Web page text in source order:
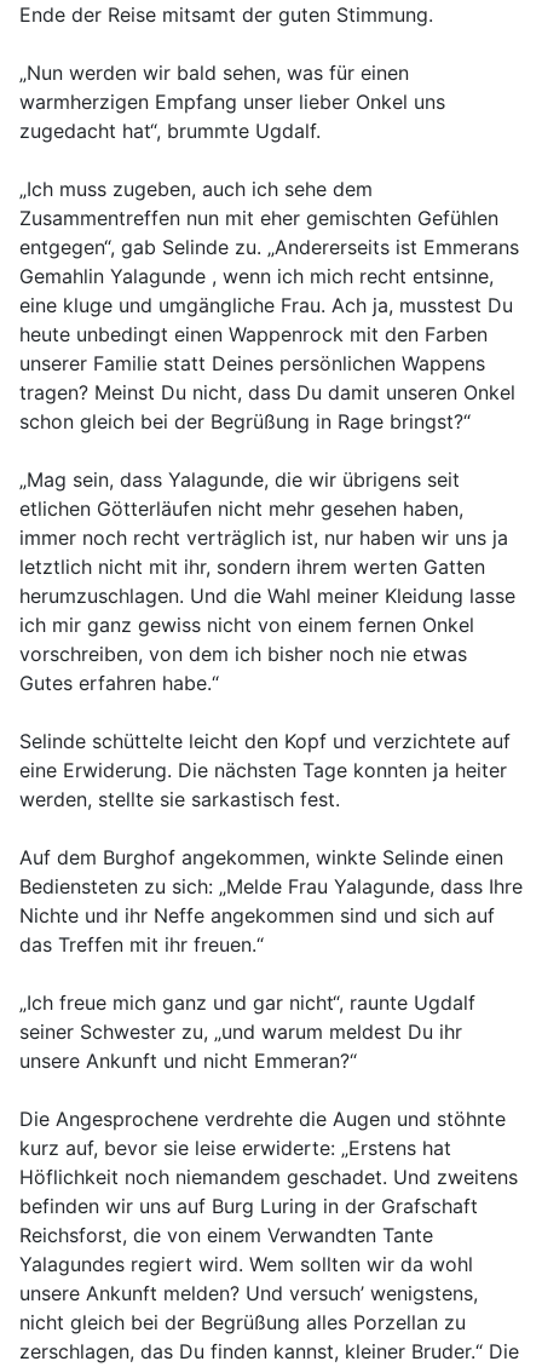
Ende der Reise mitsamt der guten Stimmung.
„Nun werden wir bald sehen, was für einen
warmherzigen Empfang unser lieber Onkel uns
zugedacht hat“, brummte Ugdalf.
„Ich muss zugeben, auch ich sehe dem
Zusammentreffen nun mit eher gemischten Gefühlen
entgegen“, gab Selinde zu. „Andererseits ist Emmerans
Gemahlin Yalagunde , wenn ich mich recht entsinne,
eine kluge und umgängliche Frau. Ach ja, musstest Du
heute unbedingt einen Wappenrock mit den Farben
unserer Familie statt Deines persönlichen Wappens
tragen? Meinst Du nicht, dass Du damit unseren Onkel
schon gleich bei der Begrüßung in Rage bringst?“
„Mag sein, dass Yalagunde, die wir übrigens seit
etlichen Götterläufen nicht mehr gesehen haben,
immer noch recht verträglich ist, nur haben wir uns ja
letztlich nicht mit ihr, sondern ihrem werten Gatten
herumzuschlagen. Und die Wahl meiner Kleidung lasse
ich mir ganz gewiss nicht von einem fernen Onkel
vorschreiben, von dem ich bisher noch nie etwas
Gutes erfahren habe.“
Selinde schüttelte leicht den Kopf und verzichtete auf
eine Erwiderung. Die nächsten Tage konnten ja heiter
werden, stellte sie sarkastisch fest.
Auf dem Burghof angekommen, winkte Selinde einen
Bediensteten zu sich: „Melde Frau Yalagunde, dass Ihre
Nichte und ihr Neffe angekommen sind und sich auf
das Treffen mit ihr freuen.“
„Ich freue mich ganz und gar nicht“, raunte Ugdalf
seiner Schwester zu, „und warum meldest Du ihr
unsere Ankunft und nicht Emmeran?“
Die Angesprochene verdrehte die Augen und stöhnte
kurz auf, bevor sie leise erwiderte: „Erstens hat
Höflichkeit noch niemandem geschadet. Und zweitens
befinden wir uns auf Burg Luring in der Grafschaft
Reichsforst, die von einem Verwandten Tante
Yalagundes regiert wird. Wem sollten wir da wohl
unsere Ankunft melden? Und versuch’ wenigstens,
nicht gleich bei der Begrüßung alles Porzellan zu
zerschlagen, das Du finden kannst, kleiner Bruder.“ Die